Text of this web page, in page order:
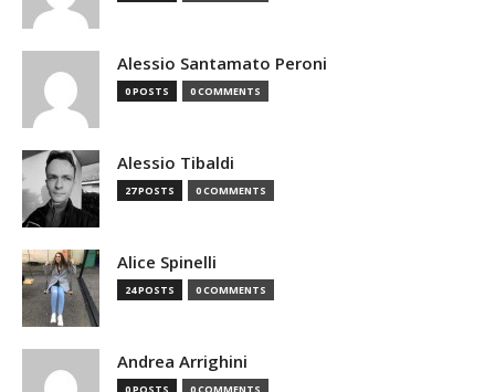
Alessio Santamato Peroni
0 POSTS 0 COMMENTS
Alessio Tibaldi
27 POSTS 0 COMMENTS
Alice Spinelli
24 POSTS 0 COMMENTS
Andrea Arrighini